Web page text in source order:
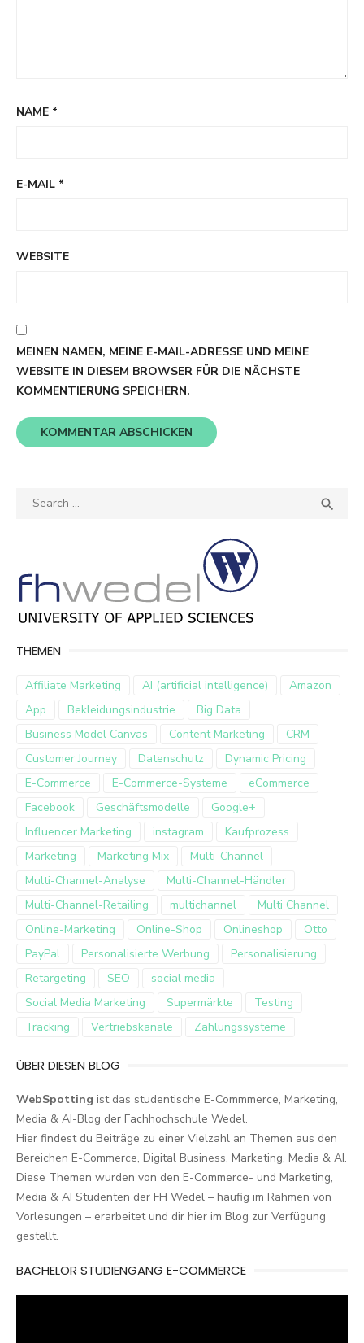
NAME *
E-MAIL *
WEBSITE
MEINEN NAMEN, MEINE E-MAIL-ADRESSE UND MEINE
WEBSITE IN DIESEM BROWSER FÜR DIE NÄCHSTE
KOMMENTIERUNG SPEICHERN.
Search

THEMEN
Affiliate Marketing AI (artificial intelligence)
Amazon
App
Bekleidungsindustrie
Big Data
Business Model Canvas
Content Marketing
CRM
Customer Journey
Datenschutz
Dynamic Pricing
E-Commerce
E-Commerce-Systeme
eCommerce
Facebook
Geschäftsmodelle
Google+
Influencer Marketing
instagram
Kaufprozess
Marketing
Marketing Mix
Multi-Channel
Multi-Channel-Analyse
Multi-Channel-Händler
Multi-Channel-Retailing
multichannel
Multi Channel
Online-Marketing
Online-Shop Onlineshop
Otto
PayPal
Personalisierte Werbung
Personalisierung
Retargeting
SEO
social media
Social Media Marketing
Supermärkte
Testing
Tracking
Vertriebskanäle Zahlungssysteme
ÜBER DIESEN BLOG
WebSpotting ist das studentische E-Commmerce, Marketing,
Media & AI-Blog der Fachhochschule Wedel.
Hier findest du Beiträge zu einer Vielzahl an Themen aus den
Bereichen E-Commerce, Digital Business, Marketing, Media & AI.
Diese Themen wurden von den E-Commerce- und Marketing,
Media & AI Studenten der FH Wedel – häufig im Rahmen von
Vorlesungen – erarbeitet und dir hier im Blog zur Verfügung
gestellt.
BACHELOR STUDIENGANG E-COMMERCE